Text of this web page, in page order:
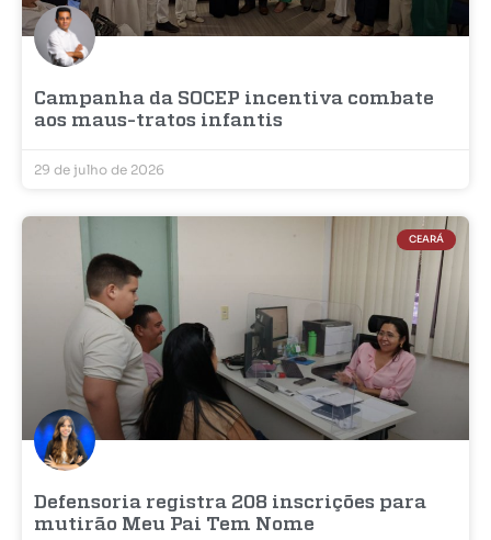
Campanha da SOCEP incentiva combate
aos maus-tratos infantis
29 de julho de 2026
CEARÁ
Defensoria registra 208 inscrições para
mutirão Meu Pai Tem Nome